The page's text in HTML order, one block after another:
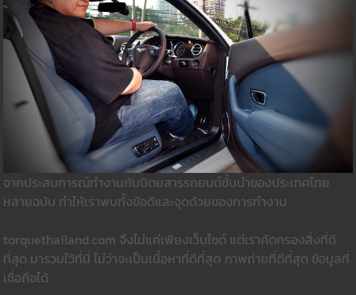
จากประสบการณ์ทำงานกับนิตยสารรถยนต์ชั้นนำของประเทศไทย
หลายฉบับ ทำให้เราพบทั้งข้อดีและจุดด้วยของการทำงาน
torquethailand.com จึงไม่แค่เพียงเว็บไซต์ แต่เราคัดกรองสิ่งที่ดี
ที่สุด มารวมใว้ที่นี่ ไม่ว่าจะเป็นเนื้อหาที่ดีที่สุด ภาพถ่ายที่ดีที่สุด ข้อมูลที่
เชื่อถือได้